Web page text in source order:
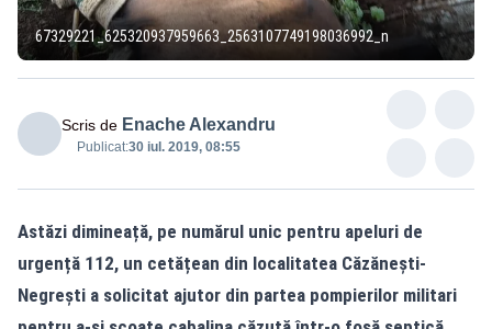
67329221_625320937959663_2563107749198036992_n
Scris de Enache Alexandru
Publicat:30 iul. 2019, 08:55
Astăzi dimineață, pe numărul unic pentru apeluri de
urgență 112, un cetățean din localitatea Căzănești-
Negrești a solicitat ajutor din partea pompierilor militari